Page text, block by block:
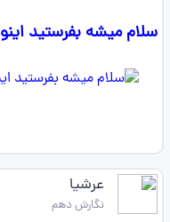
سلام میشه بفرستید اینو
عرشیا
نگارش دهم